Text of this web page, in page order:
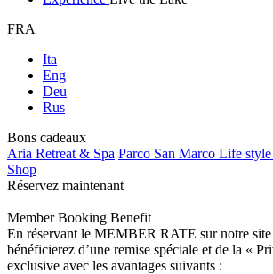
FRA
Ita
Eng
Deu
Rus
Bons cadeaux
Aria Retreat & Spa Parco San Marco Life style
Shop
Réservez maintenant
Member Booking Benefit
En réservant le MEMBER RATE sur notre
bénéficierez d’une remise spéciale et de la «
exclusive avec les avantages suivants :